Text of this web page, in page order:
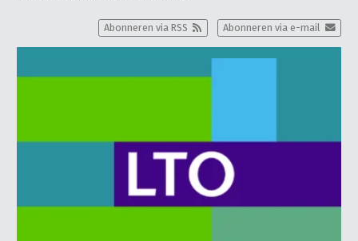
Abonneren via e-mail
Abonneren via RSS